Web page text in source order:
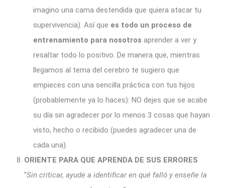
imagino una cama destendida que quiera atacar tu
supervivencia). Así que es todo un proceso de
entrenamiento para nosotros aprender a ver y
resaltar todo lo positivo. De manera que, mientras
llegamos al tema del cerebro te sugiero que
empieces con una sencilla práctica con tus hijos
(probablemente ya lo haces): NO dejes que se acabe
su día sin agradecer por lo menos 3 cosas que hayan
visto, hecho o recibido (puedes agradecer una de
cada una).
ORIENTE PARA QUE APRENDA DE SUS ERRORES
“Sin criticar, ayude a identificar en qué falló y enseñe la